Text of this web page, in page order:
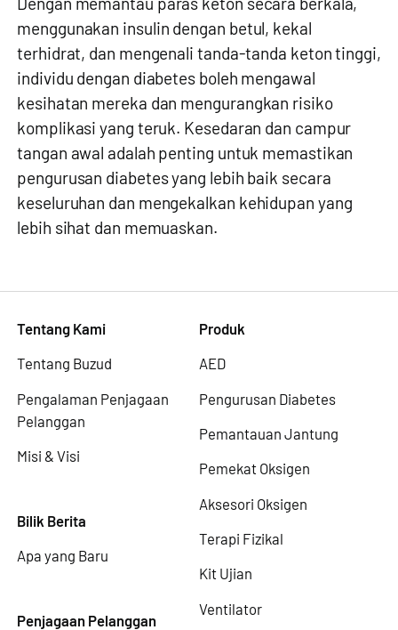
menggunakan insulin dengan betul, kekal
terhidrat, dan mengenali tanda-tanda keton tinggi,
individu dengan diabetes boleh mengawal
kesihatan mereka dan mengurangkan risiko
komplikasi yang teruk. Kesedaran dan campur
tangan awal adalah penting untuk memastikan
pengurusan diabetes yang lebih baik secara
keseluruhan dan mengekalkan kehidupan yang
lebih sihat dan memuaskan.
Tentang Kami
Tentang Buzud
Pengalaman Penjagaan
Pelanggan
Misi & Visi
Bilik Berita
Apa yang Baru
Penjagaan Pelanggan
Produk
AED
Pengurusan Diabetes
Pemantauan Jantung
Pemekat Oksigen
Aksesori Oksigen
Terapi Fizikal
Kit Ujian
Ventilator